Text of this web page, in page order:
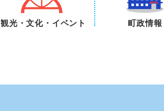
観光・文化・イベント 町政情報